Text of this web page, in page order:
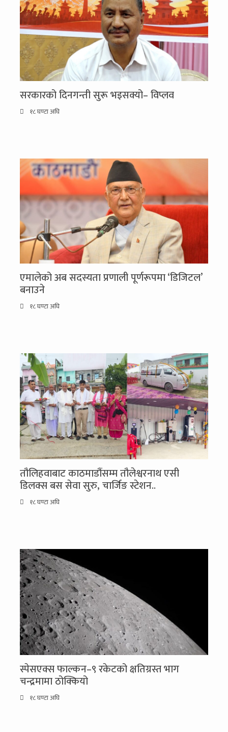
सरकारको दिनगन्ती सुरू भइसक्यो– विप्लव
१८ घण्टा अघि
एमालेको अब सदस्यता प्रणाली पूर्णरूपमा ‘डिजिटल’
बनाउने
१८ घण्टा अघि
तौलिहवाबाट काठमाडौंसम्म तौलेश्वरनाथ एसी
डिलक्स बस सेवा सुरु, चार्जिङ स्टेशन..
१८ घण्टा अघि
स्पेसएक्स फाल्कन–९ रकेटको क्षतिग्रस्त भाग
चन्द्रमामा ठोक्कियो
१८ घण्टा अघि